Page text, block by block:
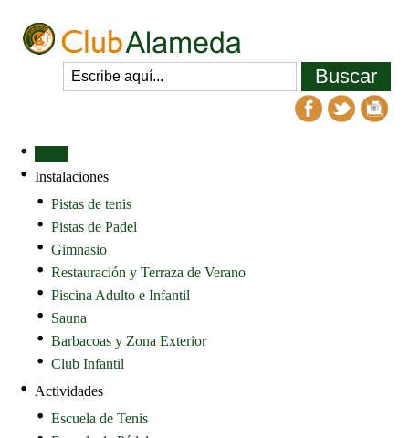
Instalaciones
Pistas de tenis
Pistas de Padel
Gimnasio
Restauración y Terraza de Verano
Piscina Adulto e Infantil
Sauna
Barbacoas y Zona Exterior
Club Infantil
Actividades
Escuela de Tenis